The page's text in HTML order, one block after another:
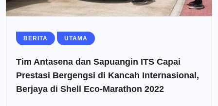
BERITA UTAMA
Tim Antasena dan Sapuangin ITS Capai
Prestasi Bergengsi di Kancah Internasional,
Berjaya di Shell Eco-Marathon 2022